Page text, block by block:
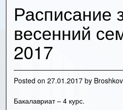
Расписание
весенний
2017
Posted on 27.01.2017 by Broshkov
Бакалавриат – 4 курс.